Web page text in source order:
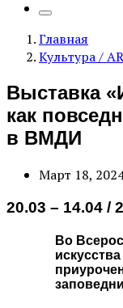
Главная
Культура /
Выставка
как
в ВМДИ
Март 18,
20.03 – 14.04 /
Во